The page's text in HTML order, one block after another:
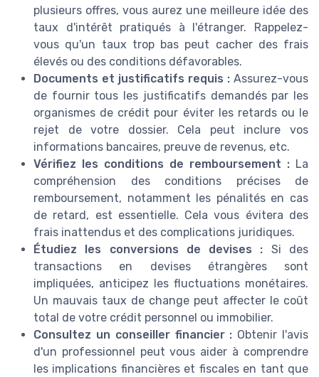
plusieurs offres, vous aurez une meilleure idée des
taux d'intérêt pratiqués à l'étranger. Rappelez-
vous qu'un taux trop bas peut cacher des frais
élevés ou des conditions défavorables.
Documents et justificatifs requis : Assurez-vous
de fournir tous les justificatifs demandés par les
organismes de crédit pour éviter les retards ou le
rejet de votre dossier. Cela peut inclure vos
informations bancaires, preuve de revenus, etc.
Vérifiez les conditions de remboursement : La
compréhension des conditions précises de
remboursement, notamment les pénalités en cas
de retard, est essentielle. Cela vous évitera des
frais inattendus et des complications juridiques.
Étudiez les conversions de devises : Si des
transactions en devises étrangères sont
impliquées, anticipez les fluctuations monétaires.
Un mauvais taux de change peut affecter le coût
total de votre crédit personnel ou immobilier.
Consultez un conseiller financier : Obtenir l'avis
d'un professionnel peut vous aider à comprendre
les implications financières et fiscales en tant que